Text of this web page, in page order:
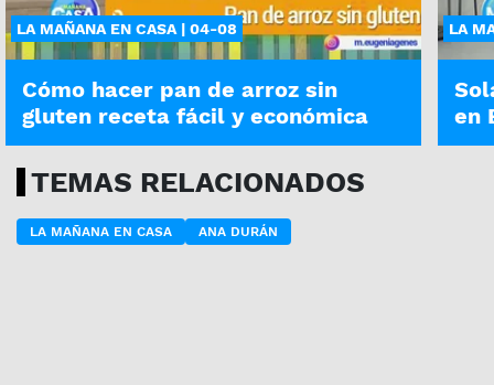
LA MAÑANA EN CASA | 04-08
Cómo hacer pan de arroz sin
gluten receta fácil y económica
LA
en
TEMAS RELACIONADOS
LA MAÑANA EN CASA ANA DURÁN